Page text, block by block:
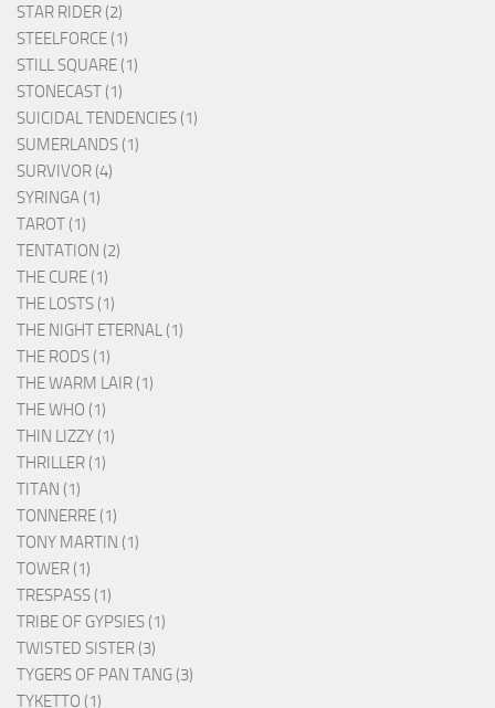
STAR RIDER (2)
STEELFORCE (1)
STILL SQUARE (1)
STONECAST (1)
SUICIDAL TENDENCIES (1)
SUMERLANDS (1)
SURVIVOR (4)
SYRINGA (1)
TAROT (1)
TENTATION (2)
THE CURE (1)
THE LOSTS (1)
THE NIGHT ETERNAL (1)
THE RODS (1)
THE WARM LAIR (1)
THE WHO (1)
THIN LIZZY (1)
THRILLER (1)
TITAN (1)
TONNERRE (1)
TONY MARTIN (1)
TOWER (1)
TRESPASS (1)
TRIBE OF GYPSIES (1)
TWISTED SISTER (3)
TYGERS OF PAN TANG (3)
TYKETTO (1)